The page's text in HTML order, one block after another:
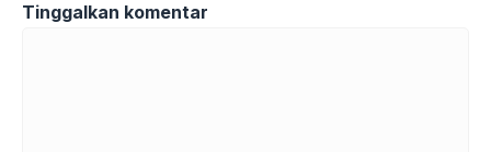
Tinggalkan komentar